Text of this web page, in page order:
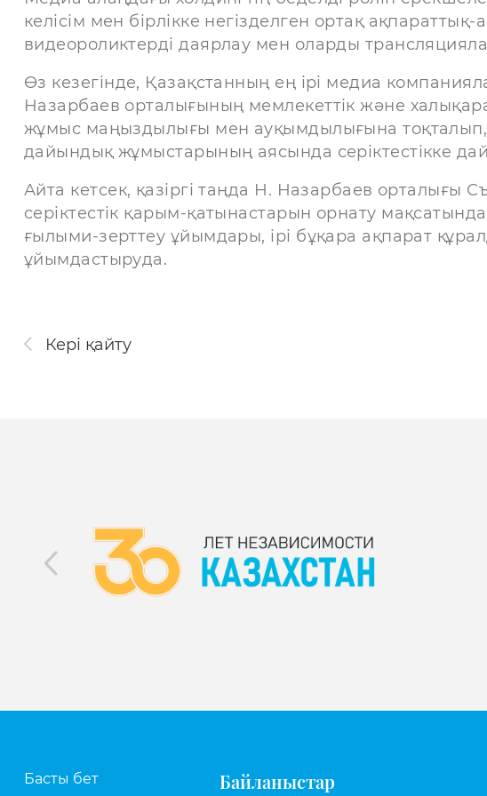
келісім мен бірлікке негізделген ортақ
видеороликтерді даярлау мен оларды
Өз кезегінде, Қазақстанның ең ірі медиа
Назарбаев орталығының мемлекеттік және
жұмыс маңыздылығы мен ауқымдылығына тоқталып,
дайындық жұмыстарының аясында серіктестікке
Айта кетсек, қазіргі таңда Н. Назарбаев орталығы
серіктестік қарым-қатынастарын орнату
ғылыми-зерттеу ұйымдары, ірі бұқара ақпарат
ұйымдастыруда.
Кері қайту
Басты бет Байланыстар